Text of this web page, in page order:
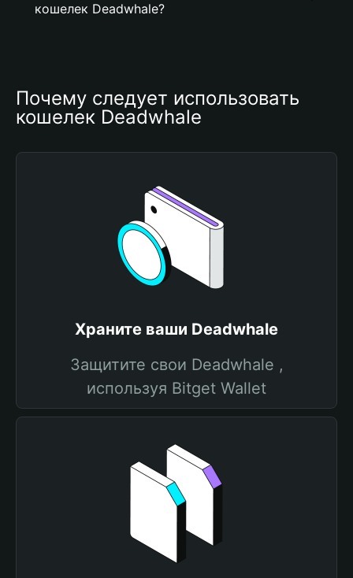
кошелек Deadwhale?
Почему следует использовать
кошелек Deadwhale
Храните ваши Deadwhale
Защитите свои Deadwhale ,
используя Bitget Wallet